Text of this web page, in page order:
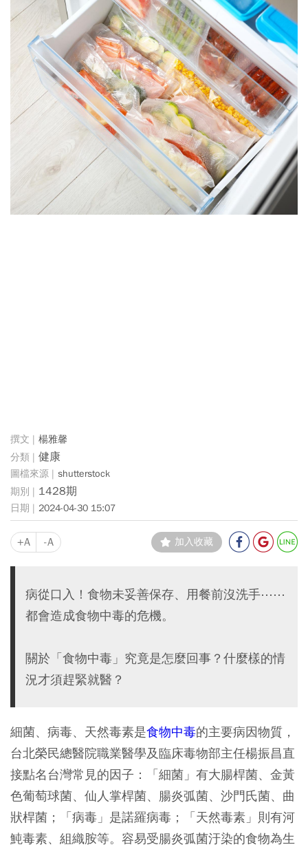
楊雅馨
健康
shutterstock
1428期
2024-04-30 15:07
+A -A 加入收藏
病從口入！食物未妥善保存、用餐前沒洗手⋯⋯
都會造成食物中毒的危機。
關於「食物中毒」究竟是怎麼回事？什麼樣的情
況才須趕緊就醫？
細菌、病毒、天然毒素是食物中毒的主要病因物質，
台北榮民總醫院職業醫學及臨床毒物部主任楊振昌直
接點名台灣常見的因子：「細菌」有大腸桿菌、金黃
色葡萄球菌、仙人掌桿菌、腸炎弧菌、沙門氏菌、曲
狀桿菌；「病毒」是諾羅病毒；「天然毒素」則有河
魨毒素、組織胺等。容易受腸炎弧菌汙染的食物為生